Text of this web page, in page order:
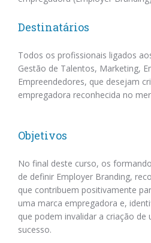
Destinatários
Todos os profissionais ligados
Gestão de Talentos, Marketing,
Empreendedores, que desejam
empregadora reconhecida no
Objetivos
No final deste curso, os
de definir Employer Branding,
que contribuem positivamente
uma marca empregadora e,
que podem invalidar a criação de
sucesso.